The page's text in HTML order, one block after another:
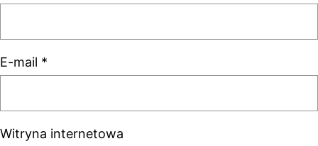
E-mail *
Witryna internetowa